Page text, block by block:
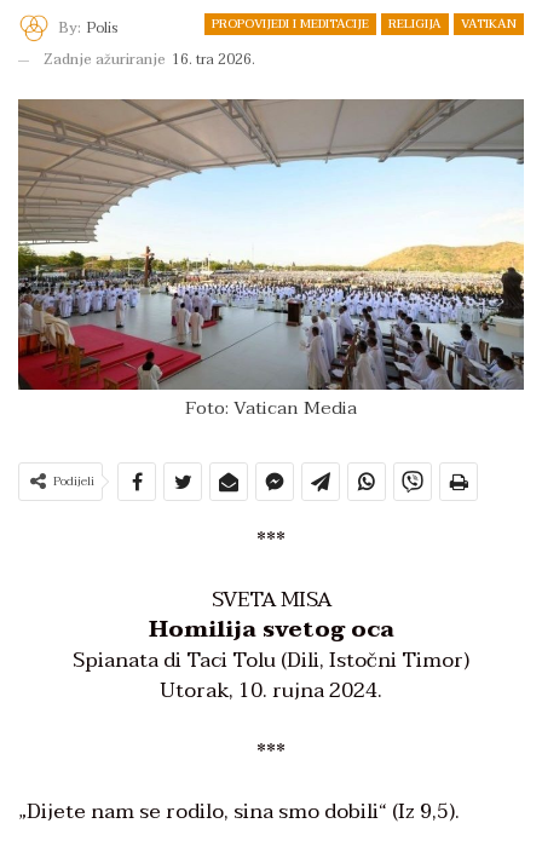
PROPOVIJEDI I MEDITACIJE RELIGIJA VATIKAN
By: Polis
Zadnje ažuriranje 16. tra 2026.
Foto: Vatican Media
Podijeli
***
SVETA MISA
Homilija svetog oca
Spianata di Taci Tolu (Dili, Istočni Timor)
Utorak, 10. rujna 2024.
***
„Dijete nam se rodilo, sina smo dobili“ (Iz 9,5).